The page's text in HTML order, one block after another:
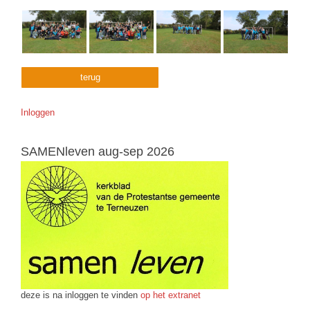
terug
Inloggen
SAMENleven aug-sep 2026
deze is na inloggen te vinden op het extranet